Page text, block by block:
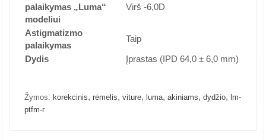
palaikymas „Luma“
modeliui
Virš -6,0D
Astigmatizmo
palaikymas
Taip
Dydis
Įprastas (IPD 64,0 ± 6,0 mm)
Žymos: korekcinis, rėmelis, viture, luma, akiniams, dydžio, lm-
ptfm-r